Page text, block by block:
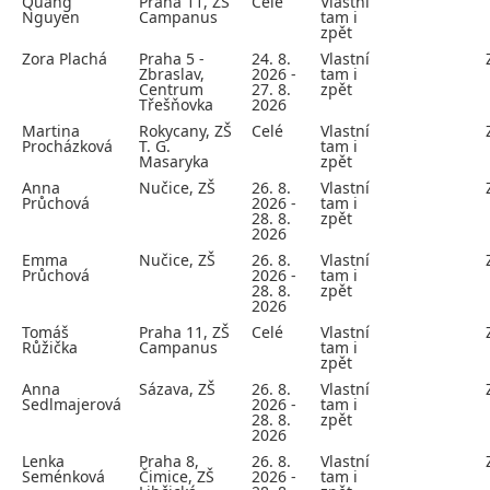
Nguyen Campanus tam i
zpět
Zora Plachá
Praha 5 -
Zbraslav,
Centrum
Třešňovka
24. 8.
2026 -
27. 8.
2026
Vlastní
tam i
zpět
Martina
Procházková
Rokycany, ZŠ
T. G.
Masaryka
Celé Vlastní
tam i
zpět
Anna
Průchová
Nučice, ZŠ 26. 8.
2026 -
28. 8.
2026
Vlastní
tam i
zpět
Emma
Průchová
Nučice, ZŠ 26. 8.
2026 -
28. 8.
2026
Vlastní
tam i
zpět
Tomáš
Růžička
Praha 11, ZŠ
Campanus
Celé Vlastní
tam i
zpět
Anna
Sedlmajerová
Sázava, ZŠ 26. 8.
2026 -
28. 8.
2026
Vlastní
tam i
zpět
Lenka
Seménková
Praha 8,
Čimice, ZŠ
26. 8.
2026 -
Vlastní
tam i